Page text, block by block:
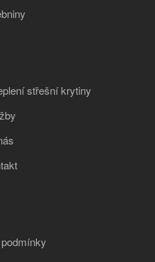
střešní krytiny